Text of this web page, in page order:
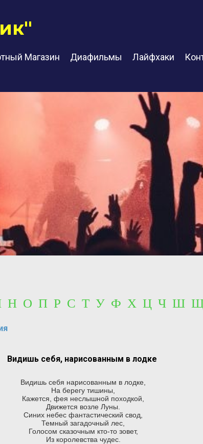
Магазин Диафильмы Лайфхаки
Н О П Р С Т У Ф Х Ц Ч Ш
Видишь себя, нарисованным в лодке
Видишь себя нарисованным в лодке,
На берегу тишины,
Кажется, фея неслышной походкой,
Движется возле Луны.
Синих небес фантастический свод,
Темный загадочный лес,
Голосом сказочным кто-то зовет,
Из королевства чудес.